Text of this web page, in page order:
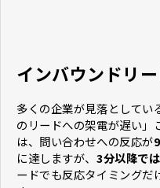
インバウンドリ
多くの企業が見落としてい
のリードへの架電が遅い」
は、問い合わせへの反応が
に達しますが、3分以降で
ードでも反応タイミングだ